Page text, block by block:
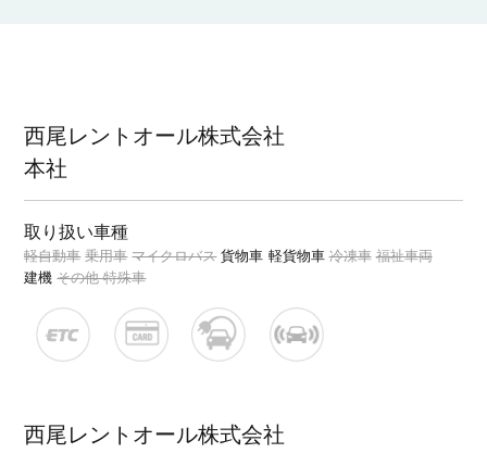
西尾レントオール株式会社
本社
取り扱い車種
軽自動車 乗用車 マイクロバス 貨物車 軽貨物車 冷凍車 福祉車両
建機 その他 特殊車
西尾レントオール株式会社